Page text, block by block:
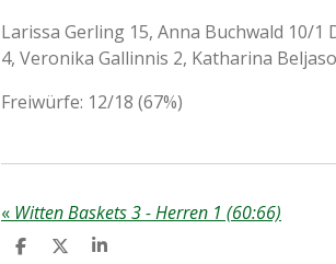
Larissa Gerling 15, Anna Buchwald 10/1
4, Veronika Gallinnis 2, Katharina
Freiwürfe: 12/18 (67%)
« Witten Baskets 3 - Herren 1 (60:66)
T
T
T